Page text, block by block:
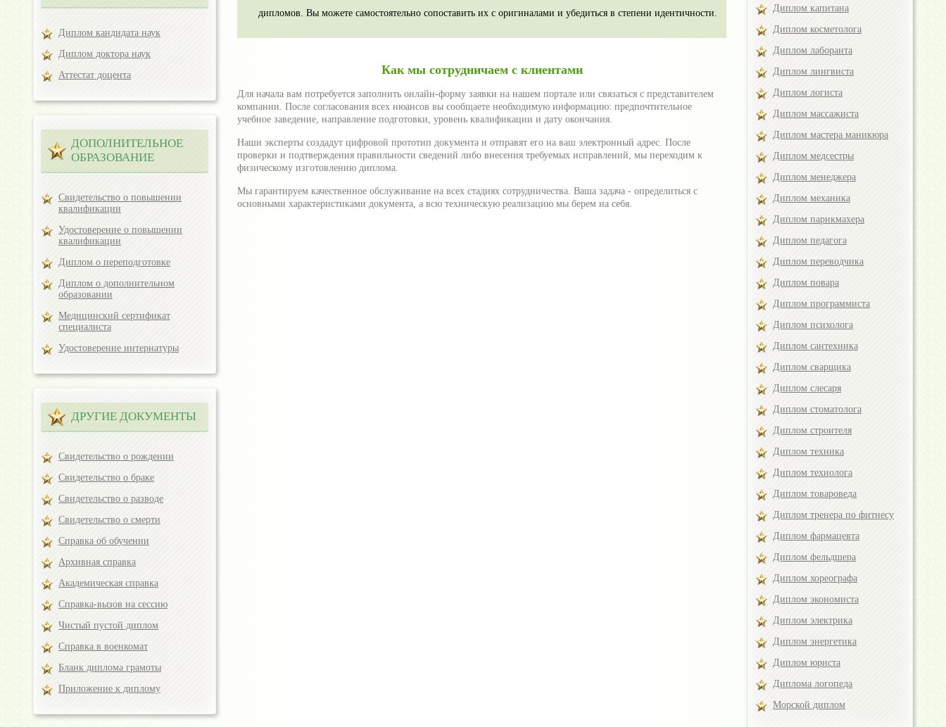
дипломов. Вы можете самостоятельно сопоставить их с оригиналами и убедиться в степени идентичности.
Как мы сотрудничаем с клиентами
Для начала вам потребуется заполнить онлайн-форму заявки на нашем портале или связаться с представителем
компании. После согласования всех нюансов вы сообщаете необходимую информацию: предпочтительное
учебное заведение, направление подготовки, уровень квалификации и дату окончания.
Наши эксперты создадут цифровой прототип документа и отправят его на ваш электронный адрес. После
проверки и подтверждения правильности сведений либо внесения требуемых исправлений, мы переходим к
физическому изготовлению диплома.
Мы гарантируем качественное обслуживание на всех стадиях сотрудничества. Ваша задача - определиться с
основными характеристиками документа, а всю техническую реализацию мы берем на себя.
Диплом кандидата наук
Диплом доктора наук
Аттестат доцента
ДОПОЛНИТЕЛЬНОЕ
ОБРАЗОВАНИЕ
Свидетельство о повышении
квалификации
Удостоверение о повышении
квалификации
Диплом о переподготовке
Диплом о дополнительном
образовании
Медицинский сертификат
специалиста
Удостоверение интернатуры
ДРУГИЕ ДОКУМЕНТЫ
Свидетельство о рождении
Свидетельство о браке
Свидетельство о разводе
Свидетельство о смерти
Справка об обучении
Архивная справка
Академическая справка
Справка-вызов на сессию
Чистый пустой диплом
Справка в военкомат
Бланк диплома грамоты
Приложение к диплому
Диплом капитана
Диплом косметолога
Диплом лаборанта
Диплом лингвиста
Диплом логиста
Диплом массажиста
Диплом мастера маникюра
Диплом медсестры
Диплом менеджера
Диплом механика
Диплом парикмахера
Диплом педагога
Диплом переводчика
Диплом повара
Диплом программиста
Диплом психолога
Диплом сантехника
Диплом сварщика
Диплом слесаря
Диплом стоматолога
Диплом строителя
Диплом техника
Диплом технолога
Диплом товароведа
Диплом тренера по фитнесу
Диплом фармацевта
Диплом фельдшера
Диплом хореографа
Диплом экономиста
Диплом электрика
Диплом энергетика
Диплом юриста
Диплома логопеда
Морской диплом